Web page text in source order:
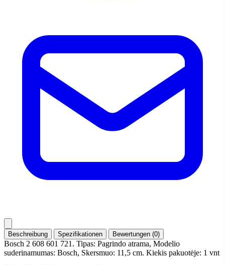
Beschreibung Spezifikationen Bewertungen (0)
Bosch 2 608 601 721. Tipas: Pagrindo atrama, Modelio
suderinamumas: Bosch, Skersmuo: 11,5 cm. Kiekis pakuotėje: 1 vnt